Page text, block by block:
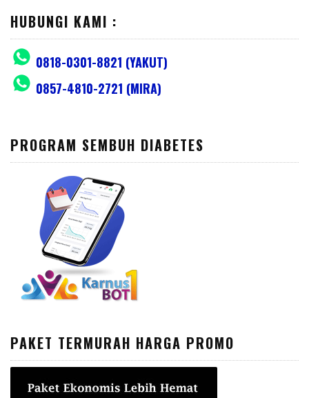
HUBUNGI KAMI :
0818-0301-8821 (YAKUT)
0857-4810-2721 (MIRA)
PROGRAM SEMBUH DIABETES
PAKET TERMURAH HARGA PROMO